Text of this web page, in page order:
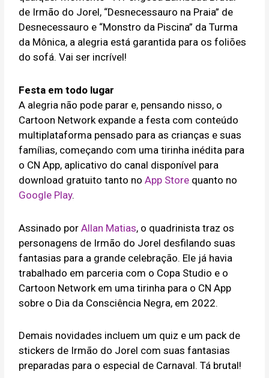
de Irmão do Jorel, “Desnecessauro na Praia” de
Desnecessauro e “Monstro da Piscina” da Turma
da Mônica, a alegria está garantida para os foliões
do sofá. Vai ser incrível!
Festa em todo lugar
A alegria não pode parar e, pensando nisso, o
Cartoon Network expande a festa com conteúdo
multiplataforma pensado para as crianças e suas
famílias, começando com uma tirinha inédita para
o CN App, aplicativo do canal disponível para
download gratuito tanto noApp Store quanto no
Google Play.
Assinado porAllan Matias, o quadrinista traz os
personagens de Irmão do Jorel desfilando suas
fantasias para a grande celebração. Ele já havia
trabalhado em parceria com o Copa Studio e o
Cartoon Network em uma tirinha para o CN App
sobre o Dia da Consciência Negra, em 2022.
Demais novidades incluem um quiz e um pack de
stickers de Irmão do Jorel com suas fantasias
preparadas para o especial de Carnaval. Tá brutal!